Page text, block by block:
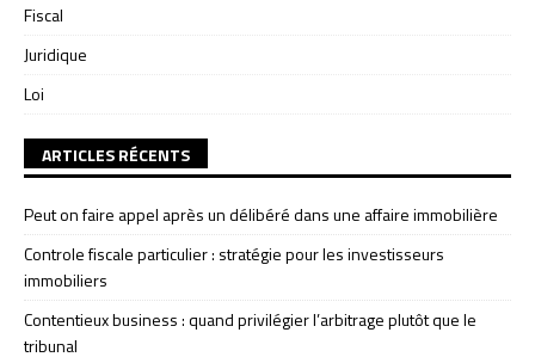
Fiscal
Juridique
Loi
ARTICLES RÉCENTS
Peut on faire appel après un délibéré dans une affaire immobilière
Controle fiscale particulier : stratégie pour les investisseurs
immobiliers
Contentieux business : quand privilégier l’arbitrage plutôt que le
tribunal